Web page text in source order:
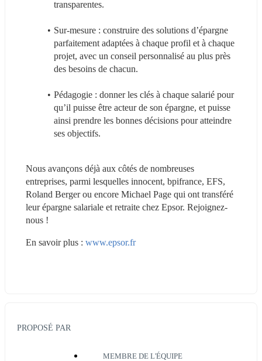
transparentes.
Sur-mesure : construire des solutions d’épargne
parfaitement adaptées à chaque profil et à chaque
projet, avec un conseil personnalisé au plus près
des besoins de chacun.
Pédagogie : donner les clés à chaque salarié pour
qu’il puisse être acteur de son épargne, et puisse
ainsi prendre les bonnes décisions pour atteindre
ses objectifs.
Nous avançons déjà aux côtés de nombreuses
entreprises, parmi lesquelles innocent, bpifrance, EFS,
Roland Berger ou encore Michael Page qui ont transféré
leur épargne salariale et retraite chez Epsor. Rejoignez-
nous !
En savoir plus : www.epsor.fr
PROPOSÉ PAR
MEMBRE DE L'ÉQUIPE